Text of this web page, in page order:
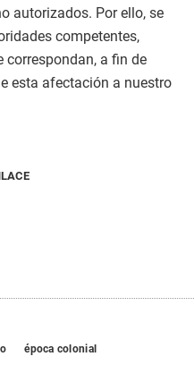
autorizados. Por ello, se
competentes,
correspondan, a fin de
esta afectación a nuestro
época colonial